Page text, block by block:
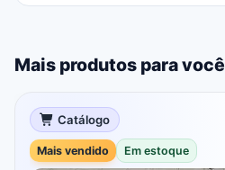
Mais produtos para você
Catálogo
Mais vendido Em estoque